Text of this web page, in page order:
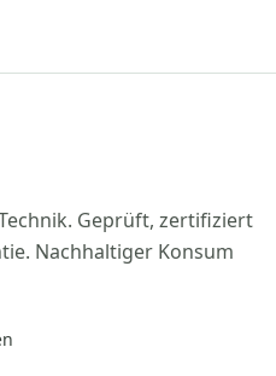
Geprüft, zertifiziert
Nachhaltiger Konsum